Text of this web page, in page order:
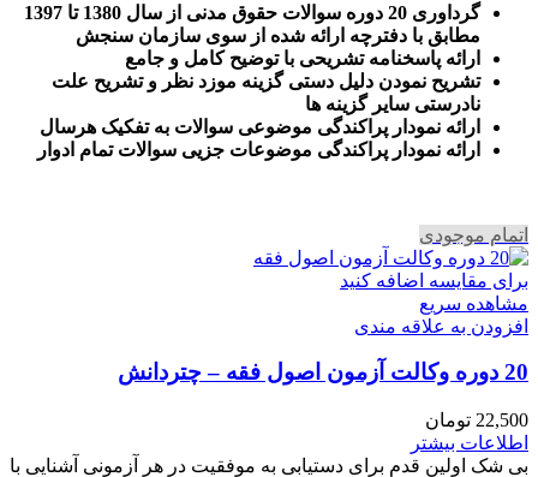
گرداوری 20 دوره سوالات حقوق مدنی از سال 1380 تا 1397
مطابق با دفترچه ارائه شده از سوی سازمان سنجش
ارائه پاسخنامه تشریحی با توضیح کامل و جامع
تشریح نمودن دلیل دستی گزینه موزد نظر و تشریح علت
نادرستی سایر گزینه ها
ارائه نمودار پراکندگی موضوعی سوالات به تفکیک هرسال
رائه نمودار پراکندگی موضوعات جزیی سوالات تمام ادوار
اتمام موجودی
برای مقایسه اضافه کنید
مشاهده سریع
افزودن به علاقه مندی
20 دوره وکالت آزمون اصول فقه – چتردانش
22,500 تومان
اطلاعات بیشتر
بی شک اولین قدم برای دستیابی به موفقیت در هر آزمونی آشنایی با